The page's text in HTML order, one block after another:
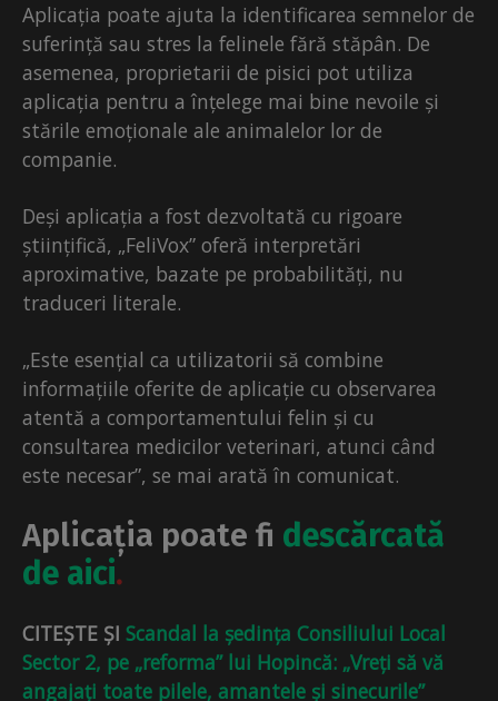
Aplicația poate ajuta la identificarea semnelor de
suferință sau stres la felinele fără stăpân. De
asemenea, proprietarii de pisici pot utiliza
aplicația pentru a înțelege mai bine nevoile și
stările emoționale ale animalelor lor de
companie.
Deși aplicația a fost dezvoltată cu rigoare
științifică, „FeliVox” oferă interpretări
aproximative, bazate pe probabilități, nu
traduceri literale.
„Este esențial ca utilizatorii să combine
informațiile oferite de aplicație cu observarea
atentă a comportamentului felin și cu
consultarea medicilor veterinari, atunci când
este necesar”, se mai arată în comunicat.
Aplicația poate fi descărcată
de aici.
CITEȘTE ȘI Scandal la ședința Consiliului Local
Sector 2, pe „reforma” lui Hopincă: „Vreți să vă
angajați toate pilele, amantele și sinecurile”